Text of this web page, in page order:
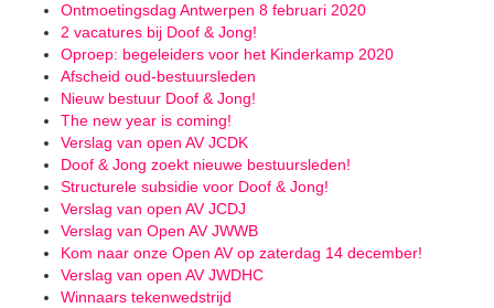
Ontmoetingsdag Antwerpen 8 februari 2020
2 vacatures bij Doof & Jong!
Oproep: begeleiders voor het Kinderkamp 2020
Afscheid oud-bestuursleden
Nieuw bestuur Doof & Jong!
The new year is coming!
Verslag van open AV JCDK
Doof & Jong zoekt nieuwe bestuursleden!
Structurele subsidie voor Doof & Jong!
Verslag van open AV JCDJ
Verslag van Open AV JWWB
Kom naar onze Open AV op zaterdag 14 december!
Verslag van open AV JWDHC
Winnaars tekenwedstrijd